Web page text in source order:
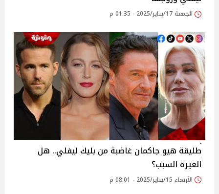
الجمعة 17/يناير/2025 - 01:35 م
طليقة هيو جاكمان غاضبة من بليك ليفلي.. هل
الغيرة السبب؟
الأربعاء 15/يناير/2025 - 08:01 م